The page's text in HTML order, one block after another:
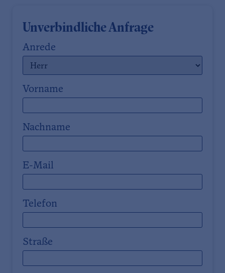
Unverbindliche Anfrage
Anrede
Vorname
Nachname
E-Mail
Telefon
Straße